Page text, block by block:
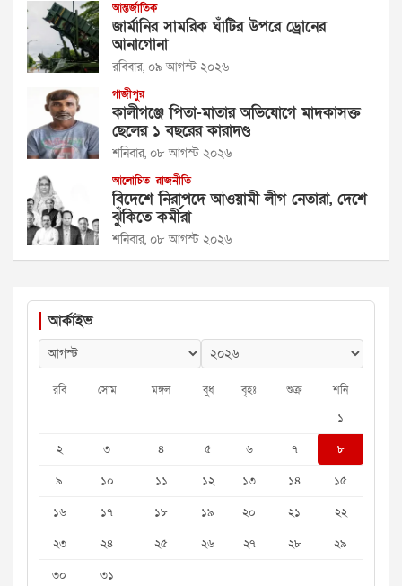
আন্তর্জাতিক
জার্মানির সামরিক ঘাঁটির উপরে ড্রোনের
আনাগোনা
রবিবার, ০৯ আগস্ট ২০২৬
গাজীপুর
কালীগঞ্জে পিতা-মাতার অভিযোগে মাদকাসক্ত
ছেলের ১ বছরের কারাদণ্ড
শনিবার, ০৮ আগস্ট ২০২৬
আলোচিত রাজনীতি
বিদেশে নিরাপদে আওয়ামী লীগ নেতারা, দেশে
ঝুঁকিতে কর্মীরা
শনিবার, ০৮ আগস্ট ২০২৬
আর্কাইভ
রবি সোম মঙ্গল বুধ বৃহঃ শুক্র শনি
১
২
৩ ৪ ৫ ৬ ৭
৮
৯
১০ ১১ ১২ ১৩ ১৪
১৫
১৬
১৭ ১৮ ১৯ ২০ ২১
২২
২৩
২৪ ২৫ ২৬ ২৭ ২৮
২৯
৩০
৩১